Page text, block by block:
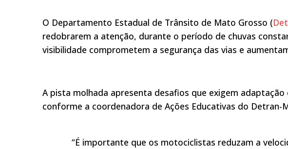
O Departamento Estadual de Trânsito de Mato Grosso (
redobrarem a atenção, durante o período de chuvas
visibilidade comprometem a segurança das vias e
A pista molhada apresenta desafios que exigem
conforme a coordenadora de Ações Educativas do Detran-
“É importante que os motociclistas reduzam a